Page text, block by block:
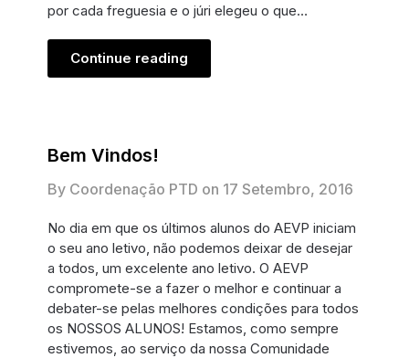
por cada freguesia e o júri elegeu o que…
Continue reading
Bem Vindos!
By Coordenação PTD on 17 Setembro, 2016
No dia em que os últimos alunos do AEVP iniciam
o seu ano letivo, não podemos deixar de desejar
a todos, um excelente ano letivo. O AEVP
compromete-se a fazer o melhor e continuar a
debater-se pelas melhores condições para todos
os NOSSOS ALUNOS! Estamos, como sempre
estivemos, ao serviço da nossa Comunidade